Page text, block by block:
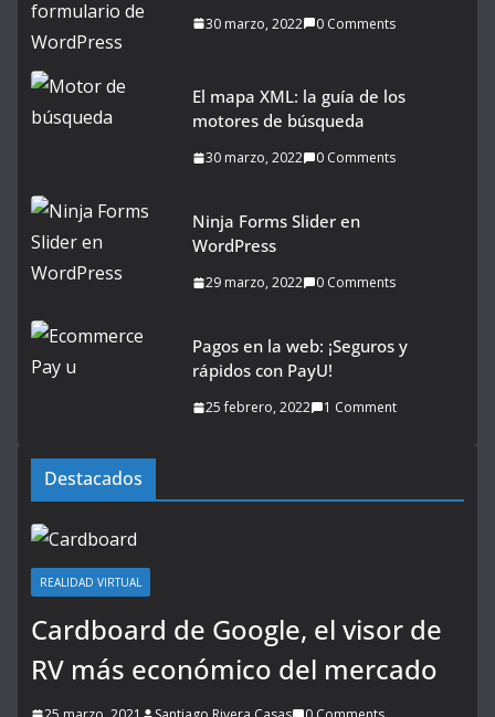
30 marzo, 2022 0 Comments
El mapa XML: la guía de los
motores de búsqueda
30 marzo, 2022 0 Comments
Ninja Forms Slider en
WordPress
29 marzo, 2022 0 Comments
Pagos en la web: ¡Seguros y
rápidos con PayU!
25 febrero, 2022 1 Comment
Destacados
REALIDAD VIRTUAL
Cardboard de Google, el visor de
RV más económico del mercado